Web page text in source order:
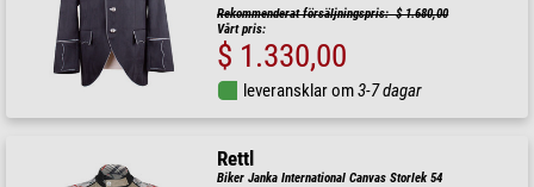
Rekommenderat försäljningspris: $ 1.680,00
Vårt pris:
$ 1.330,00
leveransklar om3-7 dagar
Rettl
Biker Janka International Canvas Storlek 54